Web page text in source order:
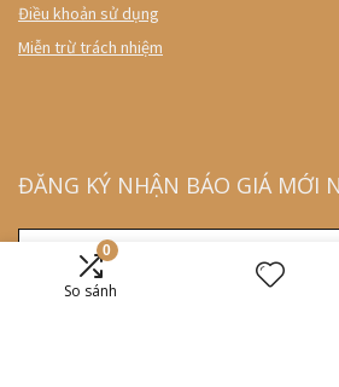
0
So sánh
Điều khoản sử dụng
Miễn trừ trách nhiệm
ĐĂNG KÝ NHẬN BÁO GIÁ MỚI